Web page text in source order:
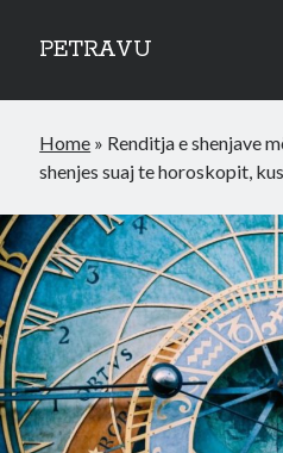
PETRAVU
Sidebar
Bank
Credit Cards
World
Home » Renditja e shenjave
shenjes suaj te horoskopit,